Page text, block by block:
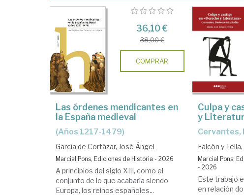
36,10 €
38,00 €
COMPRAR
Las órdenes mendicantes en
la España medieval
(años 1217-1479)
García de Cortázar, José Ángel
Marcial Pons, Ediciones de Historia - 2026
A principios del siglo XIII, como el
conjunto de lo que acabaría siendo
Europa, los reinos españoles...
Culpa y
y
Falcón y
Marcial Pons,
- 2026
Este trabajo
en relación